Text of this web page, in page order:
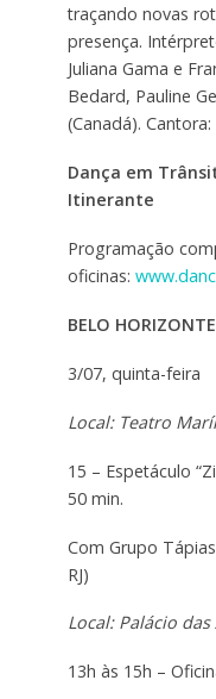
traçando novas
presença.
Juliana Gama e
Bedard, Pauline
(Canadá).
Dança em
Itinerante
Programação
oficinas:
BELO
3/07, quinta-feira
Local: Teatro
15 – Espetáculo
50 min.
Com Grupo
RJ)
Local: Palácio
13h às 15h –